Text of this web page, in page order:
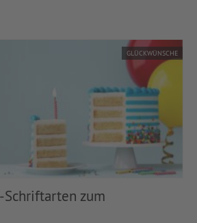
GLÜCKWÜNSCHE
zum